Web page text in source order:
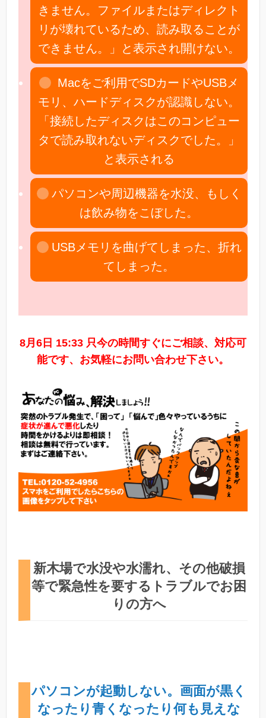
きません。ファイルまたはディレクト
リが壊れているため、読み取ることが
できません。」と表示され開けない。
Macをご利用でSDカードやUSBメ
モリ、ハードディスクが認識しない。
「接続したディスクはこのコンピュー
タで読み取れないディスクでした。」
と表示される
パソコンや周辺機器を水没、もしく
は飲み物をこぼした。
USBメモリを曲げてしまった、折れ
てしまった。
8月6日 15:33 只今の時間すぐにご相談、対応可
能です、お気軽にお問い合わせ下さい。
新木場で水没や水濡れ、その他破損
等で緊急性を要するトラブルでお困
りの方へ
パソコンが起動しない。画面が黒く
なったり青くなったり何も見えな